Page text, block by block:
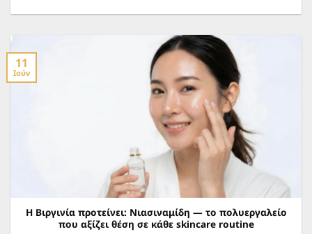
Η Βιργινία προτείνει: Νιασιναμίδη — το πολυεργαλείο
που αξίζει θέση σε κάθε skincare routine
11
Ιούν